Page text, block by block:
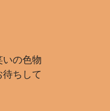
いの色物
ちして